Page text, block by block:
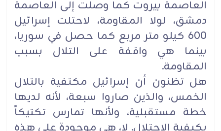
العاصمة بيروت كما وصلت إلى العاصمة
دمشق، لولا المقاومة، لاحتلت ‏إسرائيل
600 كيلو متر مربع كما حصل في سوريا،
بينما هي واقفة على التلال بسبب
المقاومة‎.‎
هل تظنون أن إسرائيل مكتفية بالتلال
الخمس، والذين صاروا سبعة، لأنه لديها
خطة مستقبلية، ولأنها تمارس تكتيكاً